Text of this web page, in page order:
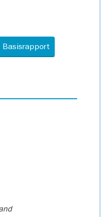
Basisrapport